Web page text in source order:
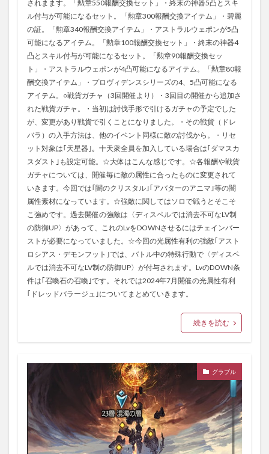
されまます。「勲章550報酬交換セット」・終末の神器5凸とスキ
ル付与が可能になるセット。「勲章300報酬交換アイテム」・碧麗
の証。「勲章340報酬交換アイテム」・アストラルウェポンが5凸
可能になるアイテム。「勲章100報酬交換セット」・終末の神器4
凸とスキル付与が可能になるセット。「勲章90報酬交換セッ
ト」・アストラルウェポンが4凸可能になるアイテム。「勲章80報
酬交換アイテム」・プロヴィデンスシリーズの4、5凸可能になる
アイテム。○戦貨ガチャ（3回開催より）・3回目の開催から追加さ
れた戦貨ガチャ。・当初は討伐手形で引けるガチャの予定でした
が、変更があり戦貨で引くことになりました。・その戦貨（ドレ
バラ）の入手方法は、他のイベント同様に敵の討伐から。・リセ
ット対象は｢天星器｣。十天衆全員を加入している場合は｢ダマスカ
スダスト｣も設定可能。☆大体はこんな感じです。☆各報酬や戦貨
ガチャについては、開催毎に敵の属性に合ったものに変更されて
いきます。今回では｢闇のクリスタル｣｢アバターのアニマ｣等の闇
属性素材になっています。☆強敵に関してはソロで戦うとそこそ
こ強めです。過去開催の強敵は〈ディスペルでは消去不可なLV制
の防御UP〉があって、これのLvをDOWNさせるにはチェインバー
ストが必要になっていました。☆今回の光属性有利の強敵｢アスト
ロシアス・デモンフット｣では、バトル中の特殊行動で〈ディスペ
ルでは消去不可なLV制の防御UP〉が付与されます。LvのDOWN条
件は｢召喚石の召喚｣です。それでは2024年7月開催の光属性有利
｢ドレッドバラージュ｣についてまとめていきます。
続きを読む
グラブル